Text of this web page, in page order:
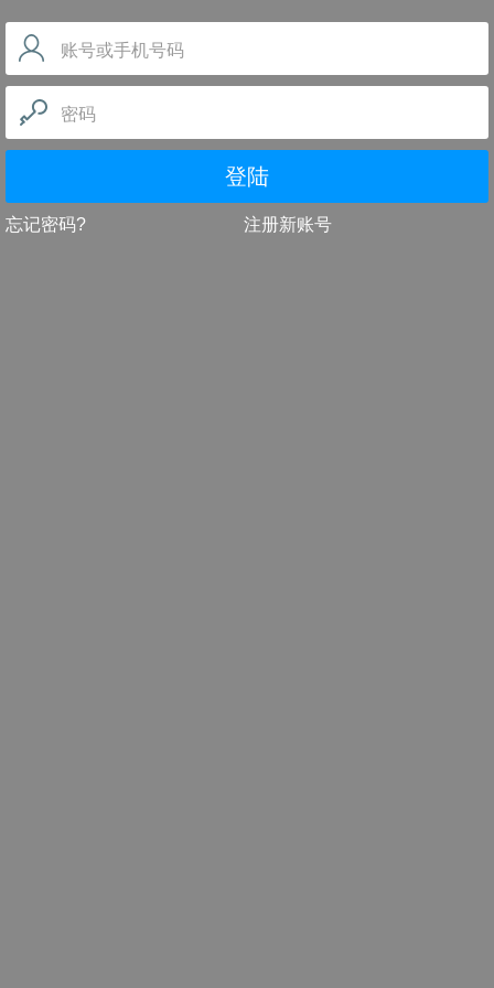
账号或手机号码
密码
登陆
忘记密码? 注册新账号